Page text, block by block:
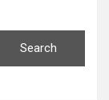
Search